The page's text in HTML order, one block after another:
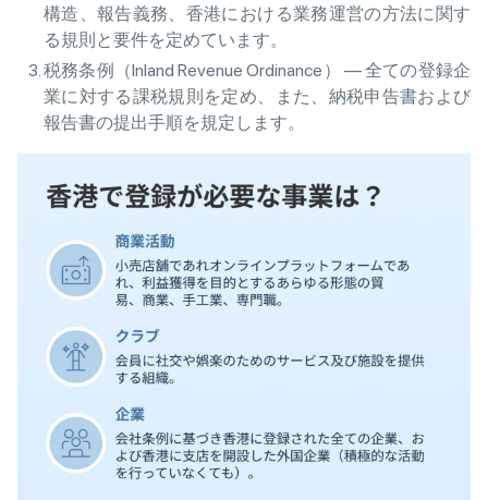
構造、報告義務、香港における業務運営の方法に関す
る規則と要件を定めています。
税務条例（Inland Revenue Ordinance） — 全ての登録企
業に対する課税規則を定め、また、納税申告書および
報告書の提出手順を規定します。